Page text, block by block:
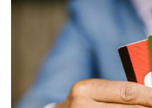
VTV Sức khoẻ
Thị trường 24h
VTV4